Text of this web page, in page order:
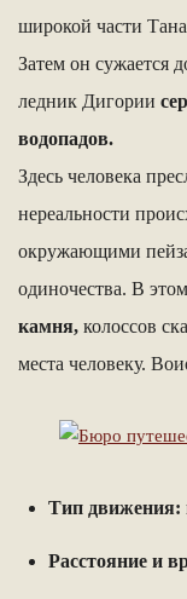
широкой части
Затем он сужается
ледник Дигории
водопадов.
Здесь человека
нереальности
окружающими
одиночества. В этом
камня, колоссов
места человеку.
Тип движения:
Расстояние и